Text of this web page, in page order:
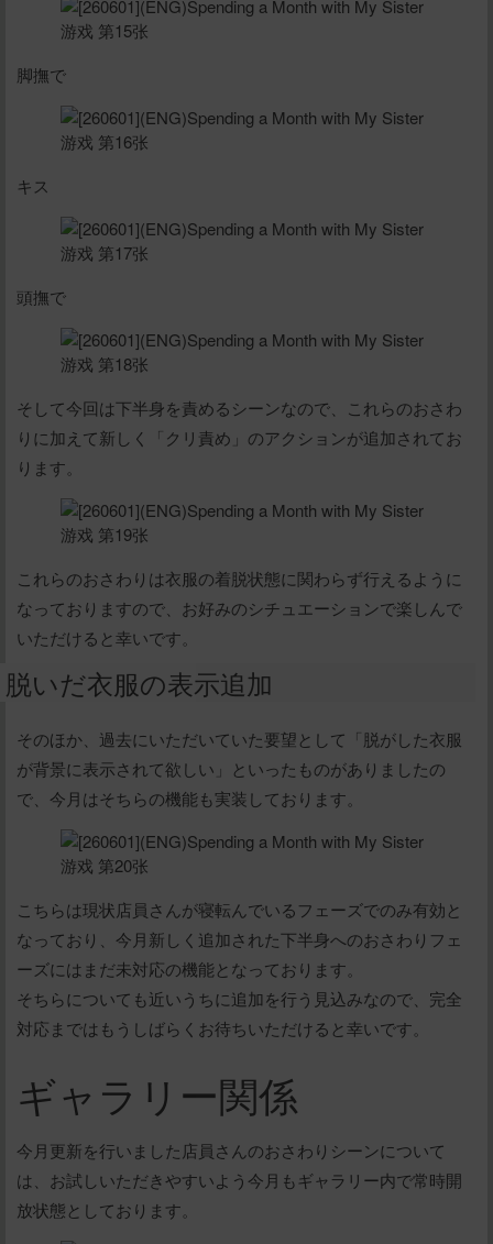
脚撫で
キス
頭撫で
そして今回は下半身を責めるシーンなので、これらのおさわ
りに加えて新しく「クリ責め」のアクションが追加されてお
ります。
これらのおさわりは衣服の着脱状態に関わらず行えるように
なっておりますので、お好みのシチュエーションで楽しんで
いただけると幸いです。
脱いだ衣服の表示追加
そのほか、過去にいただいていた要望として「脱がした衣服
が背景に表示されて欲しい」といったものがありましたの
で、今月はそちらの機能も実装しております。
こちらは現状店員さんが寝転んでいるフェーズでのみ有効と
なっており、今月新しく追加された下半身へのおさわりフェ
ーズにはまだ未対応の機能となっております。
そちらについても近いうちに追加を行う見込みなので、完全
対応まではもうしばらくお待ちいただけると幸いです。
ギャラリー関係
今月更新を行いました店員さんのおさわりシーンについて
は、お試しいただきやすいよう今月もギャラリー内で常時開
放状態としております。